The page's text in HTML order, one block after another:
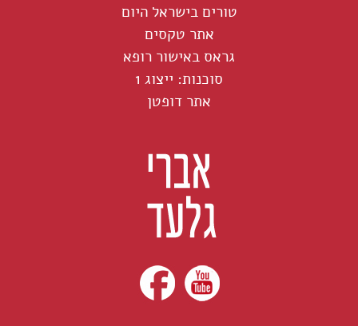
טורים בישראל היום
אתר טקסים
גראס באישור רופא
סוכנות: ייצוג 1
אתר דופטן